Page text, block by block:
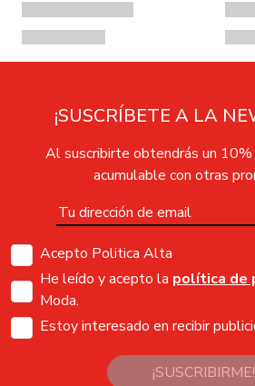
¡SUSCRÍBETE A LA
Al suscribirte obtendrás un
acumulable con otras
Acepto Politica Alta
He leído y acepto la política de
Moda.
Estoy interesado en recibir
¡SUSCRIBIRME!